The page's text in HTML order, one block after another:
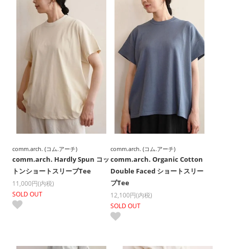
comm.arch. (コム.アーチ)
comm.arch. Hardly Spun コッ
トンショートスリーブTee
11,000円(内税)
SOLD OUT
comm.arch. (コム.アーチ)
comm.arch. Organic Cotton
Double Faced ショートスリー
ブTee
12,100円(内税)
SOLD OUT